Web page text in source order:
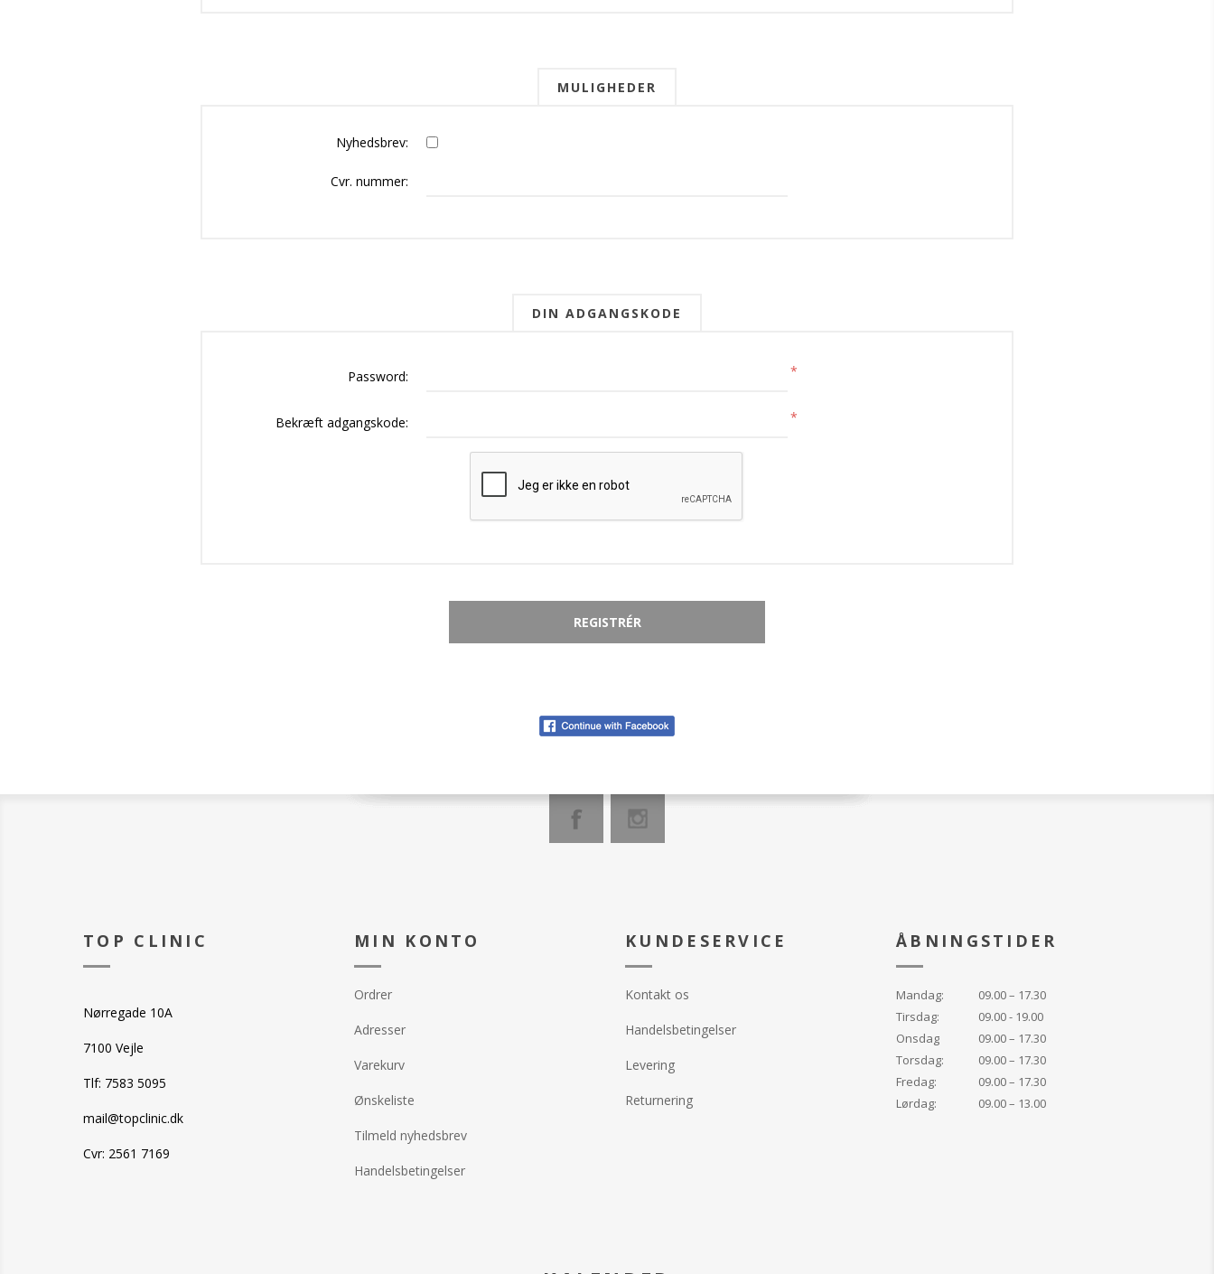
MULIGHEDER
Nyhedsbrev:
Cvr. nummer:
DIN ADGANGSKODE
Password: *
Bekræft adgangskode: *
TOP CLINIC
Nørregade 10A
7100 Vejle
Tlf: 7583 5095
mail@topclinic.dk
Cvr: 2561 7169
MIN KONTO
Ordrer
Adresser
Varekurv
Ønskeliste
Tilmeld nyhedsbrev
Handelsbetingelser
KUNDESERVICE
Kontakt os
Handelsbetingelser
Levering
Returnering
ÅBNINGSTIDER
Mandag:
09.00 – 17.30
Tirsdag:
09.00 - 19.00
Onsdag
09.00 – 17.30
Torsdag:
09.00 – 17.30
Fredag:
09.00 – 17.30
Lørdag:
09.00 – 13.00